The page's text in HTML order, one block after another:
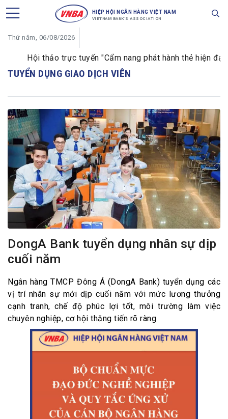
HIỆP HỘI NGÂN HÀNG VIỆT NAM
VIETNAM BANK'S ASSOCIATION
Thứ năm, 06/08/2026
Hội thảo trực tuyến "Cẩm nang phát hành thẻ hiện đại
TUYỂN DỤNG GIAO DỊCH VIÊN
DongA Bank tuyển dụng nhân sự dịp
cuối năm
Ngân hàng TMCP Đông Á (DongA Bank) tuyển dụng các
vị trí nhân sự mới dịp cuối năm với mức lương thưởng
cạnh tranh, chế độ phúc lợi tốt, môi trường làm việc
chuyên nghiệp, cơ hội thăng tiến rõ ràng.